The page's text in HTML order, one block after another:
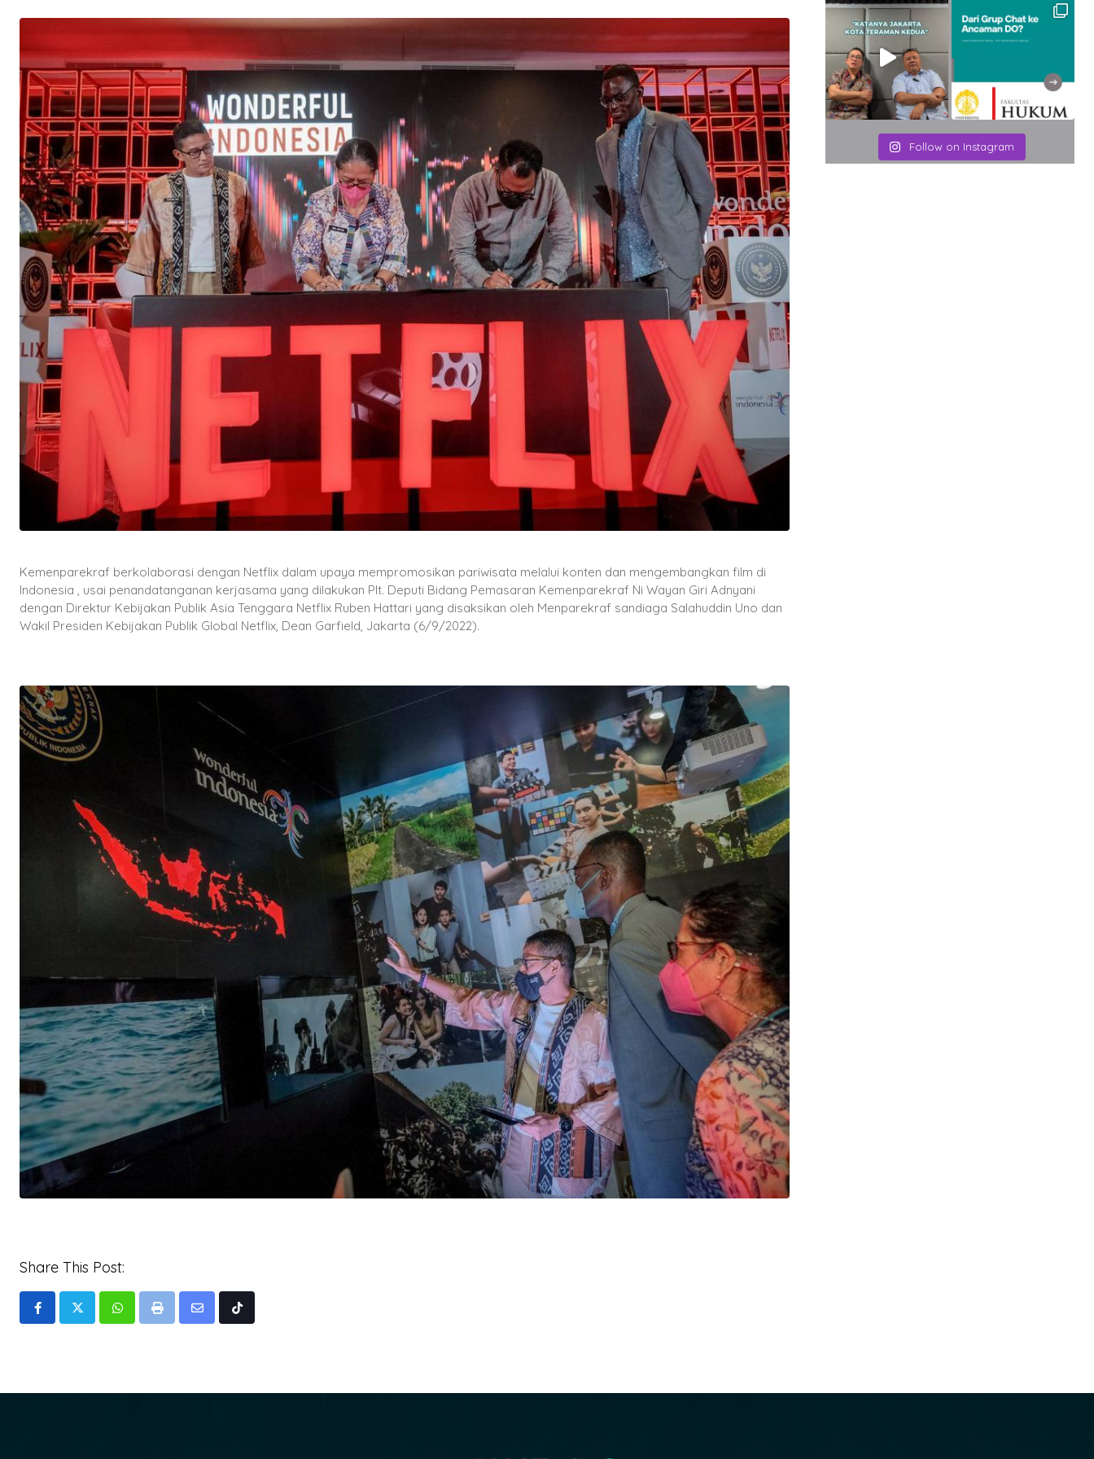
Kemenparekraf berkolaborasi dengan Netflix dalam upaya mempromosikan pariwisata melalui konten dan mengembangkan film di
Indonesia , usai penandatanganan kerjasama yang dilakukan Plt. Deputi Bidang Pemasaran Kemenparekraf Ni Wayan Giri Adnyani
dengan Direktur Kebijakan Publik Asia Tenggara Netflix Ruben Hattari yang disaksikan oleh Menparekraf sandiaga Salahuddin Uno dan
Wakil Presiden Kebijakan Publik Global Netflix, Dean Garfield, Jakarta (6/9/2022).
Share This Post:
WhatsappPrint
Share
Tiktok
Follow on Instagram